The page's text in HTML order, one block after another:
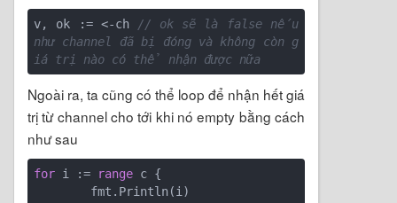
v, ok := <-ch
// ok sẽ là false nếu
như channel đã bị đóng và không còn g
iá trị nào có thể nhận được nữa
Ngoài ra, ta cũng có thể loop để nhận hết giá
trị từ channel cho tới khi nó empty bằng cách
như sau
for i := range c {